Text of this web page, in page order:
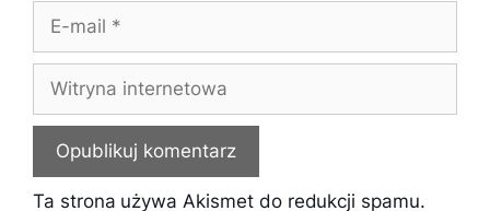
mail
internetowa
Ta strona używa Akismet do redukcji spamu.